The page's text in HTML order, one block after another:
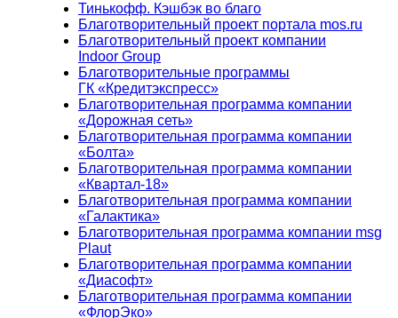
Тинькофф. Кэшбэк во благо
Благотворительный проект портала mos.ru
Благотворительный проект компании
Indoor Group
Благотворительные программы
ГК «Кредитэкспресс»
Благотворительная программа компании
«Дорожная сеть»
Благотворительная программа компании
«Болта»
Благотворительная программа компании
«Квартал-18»
Благотворительная программа компании
«Галактика»
Благотворительная программа компании msg
Plaut
Благотворительная программа компании
«Диасофт»
Благотворительная программа компании
«ФлорЭко»